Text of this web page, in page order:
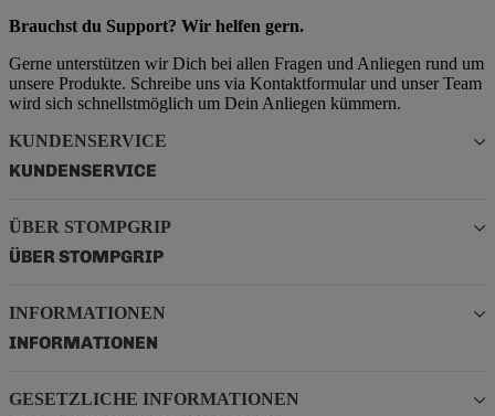
Brauchst du Support? Wir helfen gern.
Gerne unterstützen wir Dich bei allen Fragen und Anliegen rund um
unsere Produkte. Schreibe uns via Kontaktformular und unser Team
wird sich schnellstmöglich um Dein Anliegen kümmern.
KUNDENSERVICE
KUNDENSERVICE
ÜBER STOMPGRIP
ÜBER STOMPGRIP
INFORMATIONEN
INFORMATIONEN
GESETZLICHE INFORMATIONEN